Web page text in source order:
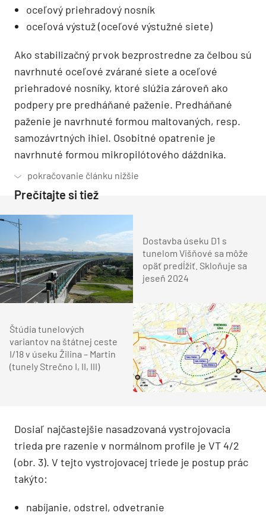
oceľový priehradový nosník
oceľová výstuž (oceľové výstužné siete)
Ako stabilizačný prvok bezprostredne za čelbou sú
navrhnuté oceľové zvárané siete a oceľové
priehradové nosníky, ktoré slúžia zároveň ako
podpery pre predháňané paženie. Predháňané
paženie je navrhnuté formou maltovaných, resp.
samozávrtných ihiel. Osobitné opatrenie je
navrhnuté formou mikropilótového dáždnika.
Prečítajte si tiež
Dostavba úseku D1 s
tunelom Višňové sa môže
opäť predĺžiť. Skloňuje sa
jeseň 2024
Štúdia tunelových
variantov na štátnej ceste
I/18 v úseku Žilina – Martin
(tunely Strečno I, II, III)
Dosiaľ najčastejšie nasadzovaná vystrojovacia
trieda pre razenie v normálnom profile je VT 4/2
(obr. 3). V tejto vystrojovacej triede je postup prác
takýto:
nabíjanie, odstrel, odvetranie